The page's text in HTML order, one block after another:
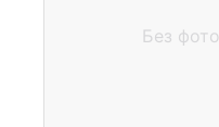
Без фото